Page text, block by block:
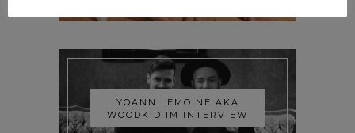
YOANN LEMOINE AKA
WOODKID IM INTERVIEW